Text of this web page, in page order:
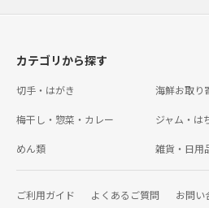
カテゴリから探す
切手・はがき 海鮮お取り
梅干し・惣菜・カレー ジャム・は
めん類 雑貨・日用
ご利用ガイド よくあるご質問 お問い